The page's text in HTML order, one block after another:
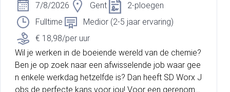
7/8/2026 Gent
2-ploegen
Fulltime
Medior (2-5 jaar ervaring)
€ 18,98/per uur
Wil je werken in de boeiende wereld van de chemie?
Ben je op zoek naar een afwisselende job waar gee
n enkele werkdag hetzelfde is? Dan heeft SD Worx J
obs de perfecte kans voor jou! Voor een gerenomm